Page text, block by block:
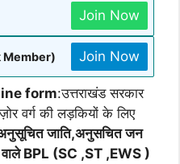
Join Now
Member) Join Now
form:उत्तराखंड सरकार
वर्ग की लड़कियों के लिए
जाति,अनुसचित जन
वाले BPL (SC ,ST ,EWS )